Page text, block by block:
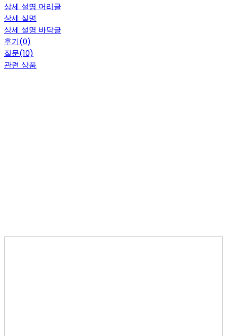
상세 설명 머리글
상세 설명
상세 설명 바닥글
후기(0)
질문(10)
관련 상품